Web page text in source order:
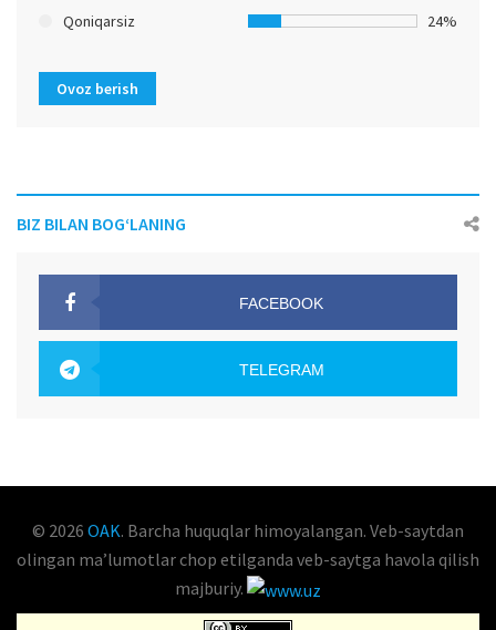
Qoniqarsiz 24%
Ovoz berish
BIZ BILAN BOG‘LANING
FACEBOOK
TELEGRAM
© 2026 OAK. Barcha huquqlar himoyalangan. Veb-saytdan
olingan maʼlumotlar chop etilganda veb-saytga havola qilish
majburiy.